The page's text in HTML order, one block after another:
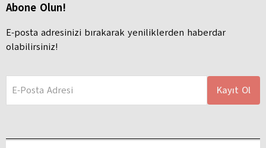
Abone Olun!
E-posta adresinizi bırakarak yeniliklerden haberdar
olabilirsiniz!
E-Posta Adresi Kayıt Ol